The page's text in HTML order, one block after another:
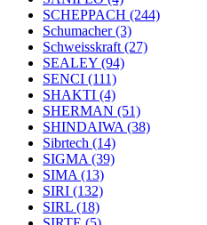
SCHEPPACH (244)
Schumacher(3)
Schweisskraft (27)
SEALEY (94)
SENCI (111)
SHAKTI (4)
SHERMAN (51)
SHINDAIWA (38)
Sibrtech (14)
SIGMA (39)
SIMA (13)
SIRI (132)
SIRL (18)